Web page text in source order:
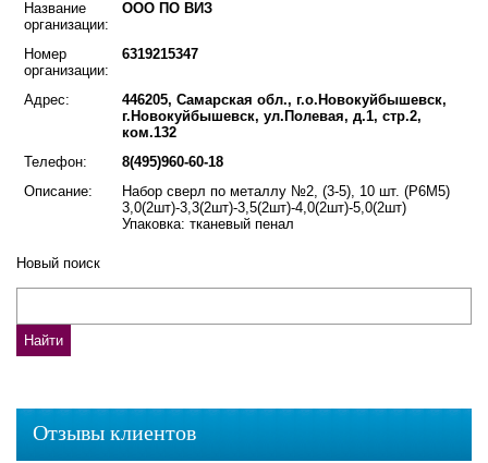
Название
организации:
ООО ПО ВИЗ
Номер
организации:
6319215347
Адрес:
446205, Самарская обл., г.о.Новокуйбышевск,
г.Новокуйбышевск, ул.Полевая, д.1, стр.2,
ком.132
Телефон:
8(495)960-60-18
Описание:
Набор сверл по металлу №2, (3-5), 10 шт. (Р6М5)
3,0(2шт)-3,3(2шт)-3,5(2шт)-4,0(2шт)-5,0(2шт)
Упаковка: тканевый пенал
Новый поиск
Отзывы клиентов